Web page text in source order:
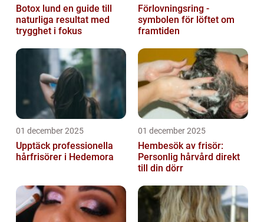
Botox lund en guide till
naturliga resultat med
trygghet i fokus
Förlovningsring -
symbolen för löftet om
framtiden
01 december 2025
Upptäck professionella
hårfrisörer i Hedemora
01 december 2025
Hembesök av frisör:
Personlig hårvård direkt
till din dörr